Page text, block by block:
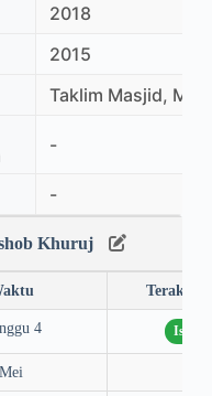
2018
2015
Taklim Masjid,
-
-
Khuruj
Terakhir
4
Mei